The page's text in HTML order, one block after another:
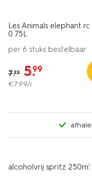
8.5
Les Animals elephant
0.75L
per 6 stuks bestelbaar
7.99 5.
99
€7.99/l
alcoholvrij spritz 250ml